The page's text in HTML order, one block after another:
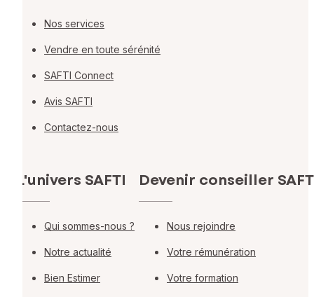
Nos services
Vendre en toute sérénité
SAFTI Connect
Avis SAFTI
Contactez-nous
L'univers SAFTI
Qui sommes-nous ?
Notre actualité
Bien Estimer
Devenir conseiller
Nous rejoindre
Votre rémunération
Votre formation